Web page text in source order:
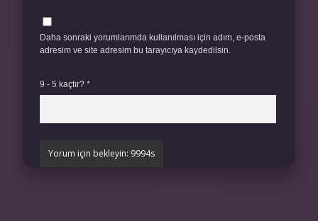
Daha sonraki yorumlarımda kullanılması için adım, e-posta
adresim ve site adresim bu tarayıcıya kaydedilsin.
9 - 5 kaçtır? *